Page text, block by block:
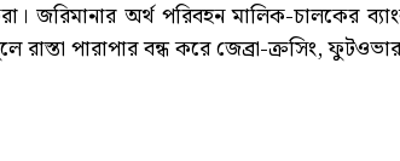
জরিমানার অর্থ পরিবহন মালিক-চালকের
রাস্তা পারাপার বন্ধ করে জেব্রা-ক্রসিং,